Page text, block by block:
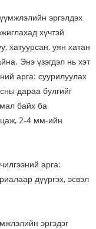
эргэлдэх
хүчтэй
хатуурсан, уян хатан
Энэ үзэгдэл нь хэт
арга: суурилуулах
дараа булгийг
байх ба
2-4 мм-ийн
арга:
дүүргэх, эсвэл
эргэдэг